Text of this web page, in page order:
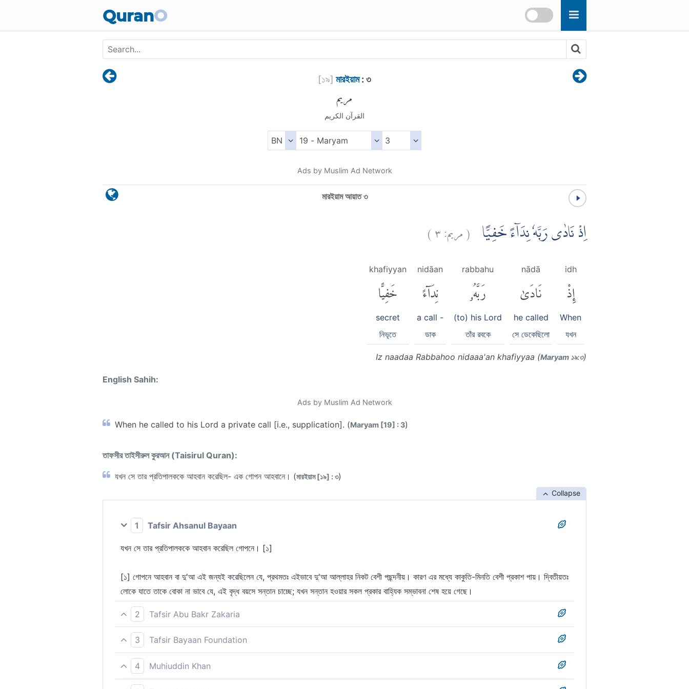
QuranO
[১৯] মারইয়াম: ৩
مريم
القرآن الكريم
Ads by Muslim Ad Network
মারইয়াম আয়াত ৩
اِذْ نَادٰى رَبَّهٗ نِدَاۤءً خَفِيًّا (مريم:٣)
idh
إِذْ
When
যখন
nādā
نَادَىٰ
he called
সে ডেকেছিলো
rabbahu
رَبَّهُۥ
(to) his Lord
তাঁর রবকে
nidāan
نِدَآءً
a call -
ডাক
khafiyyan
خَفِيًّا
secret
নিভৃতে
Iz naadaa Rabbahoo nidaaa'an khafiyyaa (Maryam ১৯:৩)
English Sahih:
Ads by Muslim Ad Network
When he called to his Lord a private call [i.e., supplication]. (Maryam [19] : 3)
তাফসীর তাইসীরুল কুরআন (Taisirul Quran):
যখন সে তার প্রতিপালককে আহবান করেছিল- এক গোপন আহবানে। (মারইয়াম [১৯] : ৩)
Collapse
1 Tafsir Ahsanul Bayaan
যখন সে তার প্রতিপালককে আহবান করেছিল গোপনে। [১]
[১] গোপনে আহবান বা দু'আ এই জন্যই করেছিলেন যে, প্রথমতঃ এইভাবে দু'আ আল্লাহর নিকট বেশী পছন্দনীয়। কারণ এর মধ্যে কাকুতি-মিনতি বেশী প্রকাশ পায়। দ্বিতীয়তঃ
লোকে যাতে তাকে বোকা না ভাবে যে, এই বৃদ্ধ বয়সে সন্তান চাচ্ছে; যখন সন্তান হওয়ার সকল প্রকার বাহ্যিক সম্ভাবনা শেষ হয়ে গেছে।
2 Tafsir Abu Bakr Zakaria
যখন তিনি তার রবকে ডেকেছিলেন নিভৃতে [১],
[১] এতে জানা গেল যে, দোআ অনুচ্চস্বরে ও গোপনে করাই উত্তম। কাতাদা বলেন, নিশ্চয় আল্লাহ পবিত্ৰ মন জানেন এবং গোপন শব্দ শুনেন। [তাবারী] তিনি যে দো'আ
করেছিলেন তা-ই পরবর্তী আয়াতে বর্ণিত হচ্ছে। [আত-তাফসীরুস সহীহ]
3 Tafsir Bayaan Foundation
যখন সে তার রবকে গোপনে ডেকেছিল।
4 Muhiuddin Khan